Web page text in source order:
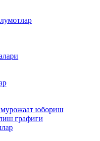
мурожаат юбориш
графиги